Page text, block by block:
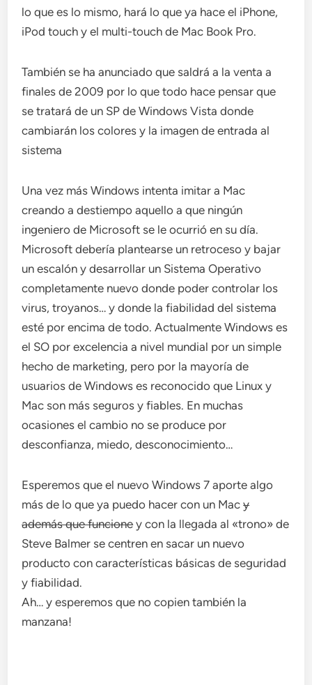
lo que es lo mismo, hará lo que ya hace el iPhone,
iPod touch y el multi-touch de Mac Book Pro.
También se ha anunciado que saldrá a la venta a
finales de 2009 por lo que todo hace pensar que
se tratará de un SP de Windows Vista donde
cambiarán los colores y la imagen de entrada al
sistema
Una vez más Windows intenta imitar a Mac
creando a destiempo aquello a que ningún
ingeniero de Microsoft se le ocurrió en su día.
Microsoft debería plantearse un retroceso y bajar
un escalón y desarrollar un Sistema Operativo
completamente nuevo donde poder controlar los
virus, troyanos… y donde la fiabilidad del sistema
esté por encima de todo. Actualmente Windows es
el SO por excelencia a nivel mundial por un simple
hecho de marketing, pero por la mayoría de
usuarios de Windows es reconocido que Linux y
Mac son más seguros y fiables. En muchas
ocasiones el cambio no se produce por
desconfianza, miedo, desconocimiento…
Esperemos que el nuevo Windows 7 aporte algo
más de lo que ya puedo hacer con un Macy
además que funcioney con la llegada al «trono» de
Steve Balmer se centren en sacar un nuevo
producto con características básicas de seguridad
y fiabilidad.
Ah… y esperemos que no copien también la
manzana!